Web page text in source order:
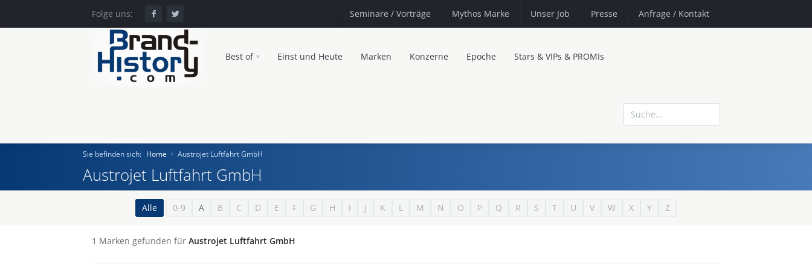
Folge uns: Seminare / Vorträge Mythos Marke Unser Job Presse Anfrage / Kontakt
Best of Einst und Heute Marken Konzerne Epoche Stars & VIPs & PROMIs
Sie befinden sich: Home Austrojet Luftfahrt GmbH
Austrojet Luftfahrt GmbH
Alle 0-9 A B C D E F G H I J K L M N O P Q R S T U V W X Y Z
1 Marken gefunden für Austrojet Luftfahrt GmbH